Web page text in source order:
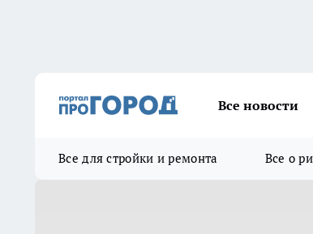
Все новости
Все для стройки и ремонта Все о